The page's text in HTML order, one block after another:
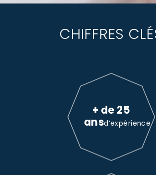
CHIFFRES
+ de 25
ansd’expérience